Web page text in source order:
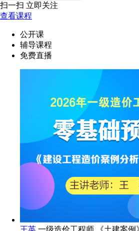
扫一扫 立即关注
查看课程
公开课
辅导课程
免费直播
王英 一级造价工程师 《土建案例